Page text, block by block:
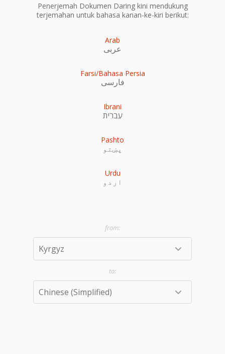
Penerjemah Dokumen Daring kini mendukung
terjemahan untuk bahasa kanan-ke-kiri berikut:
Arab
عربى
Farsi/Bahasa Persia
فارسی
Ibrani
עִברִית
Pashto
پښتو
Urdu
اردو